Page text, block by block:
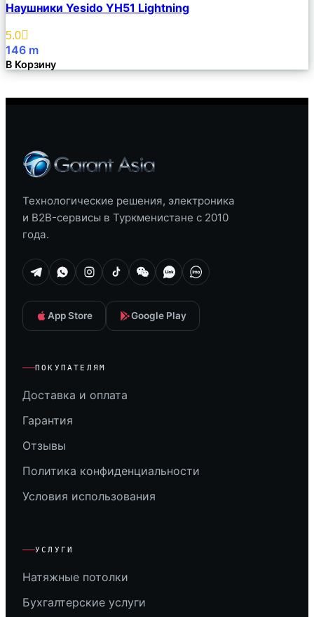
Описание
Избранное
Наушники Yesido YH51 Lightning
5.0
146 m
В Корзину
Технологические решения, электроника
и B2B-сервисы в Туркменистане с 2010
года.
App Store Google Play
ПОКУПАТЕЛЯМ
Доставка и оплата
Гарантия
Отзывы
Политика конфиденциальности
Условия использования
УСЛУГИ
Натяжные потолки
Бухгалтерские услуги